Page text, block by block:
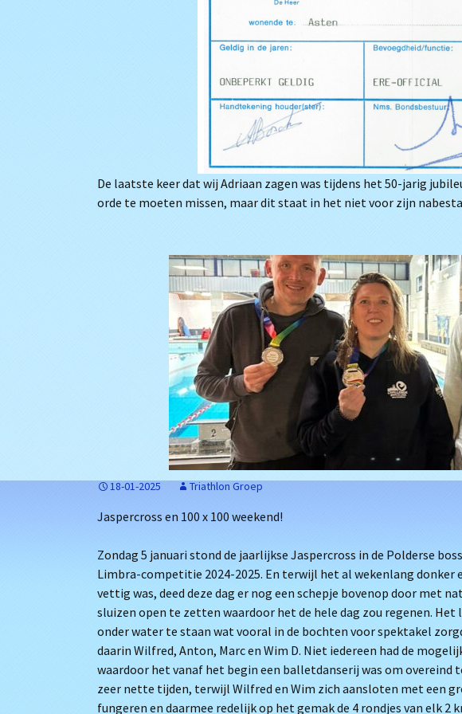
De laatste keer dat wij Adriaan zagen was tijdens het 50-jarig
orde te moeten missen, maar dit staat in het niet voor zijn
18-01-2025 Triathlon Groep
Jaspercross en 100 x 100 weekend!
Zondag 5 januari stond de jaarlijkse Jaspercross in de Polderse
Limbra-competitie 2024-2025. En terwijl het al wekenlang donker
vettig was, deed deze dag er nog een schepje bovenop door met
sluizen open te zetten waardoor het de hele dag zou regenen.
onder water te staan wat vooral in de bochten voor spektakel
daarin Wilfred, Anton, Marc en Wim D. Niet iedereen had de
waardoor het vanaf het begin een balletdanserij was om overeind
zeer nette tijden, terwijl Wilfred en Wim zich aansloten met een
fungeren en daarmee redelijk op het gemak de 4 rondjes van elk 2